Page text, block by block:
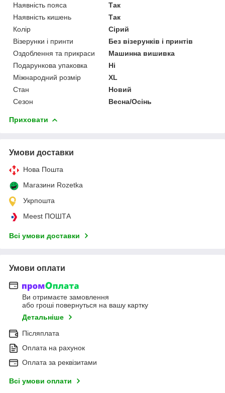
Наявність пояса
Так
Наявність кишень
Так
Колір
Сірий
Візерунки і принти
Без візерунків і принтів
Оздоблення та прикраси
Машинна вишивка
Подарункова упаковка
Ні
Міжнародний розмір
XL
Стан
Новий
Сезон
Весна/Осінь
Приховати
Умови доставки
Нова Пошта
Магазини Rozetka
Укрпошта
Meest ПОШТА
Всі умови доставки
Умови оплати
Ви отримаєте замовлення
або гроші повернуться на вашу картку
Детальніше
Післяплата
Оплата на рахунок
Оплата за реквізитами
Всі умови оплати